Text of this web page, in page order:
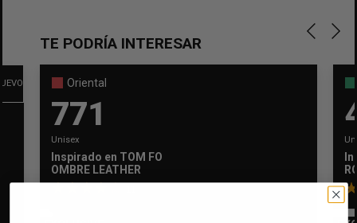
Crear lista de deseos
×
TE PODRÍA INTERESAR
Oriental
771
Unisex
Inspirado en TOM FORD
OMBRE LEATHER